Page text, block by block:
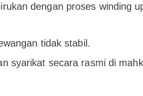
dengan proses winding
tidak stabil.
syarikat secara rasmi di